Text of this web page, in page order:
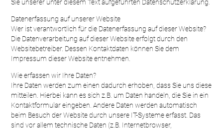
Sie unserer unter diesem Text aufgeführten Datenschutzerklärung.
Datenerfassung auf unserer Website
Wer ist verantwortlich für die Datenerfassung auf dieser Website?
Die Datenverarbeitung auf dieser Website erfolgt durch den
Websitebetreiber. Dessen Kontaktdaten können Sie dem
Impressum dieser Website entnehmen.
Wie erfassen wir Ihre Daten?
Ihre Daten werden zum einen dadurch erhoben, dass Sie uns diese
mitteilen. Hierbei kann es sich z.B. um Daten handeln, die Sie in ein
Kontaktformular eingeben. Andere Daten werden automatisch
beim Besuch der Website durch unsere IT-Systeme erfasst. Das
sind vor allem technische Daten (z.B. Internetbrowser,